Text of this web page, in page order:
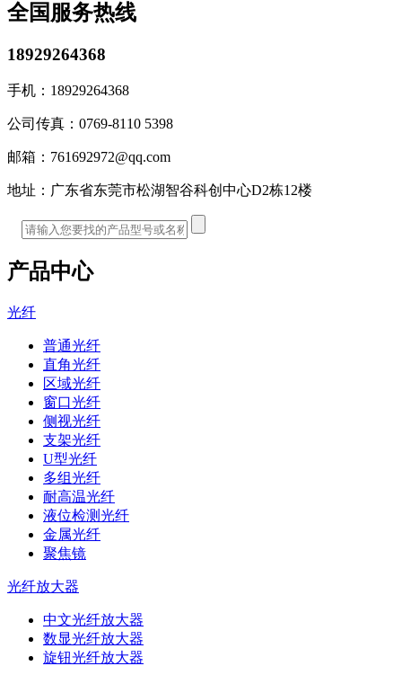
全国服务热线
18929264368
手机： 18929264368
公司传真： 0769-8110 5398
邮箱： 761692972@qq.com
地址： 广东省东莞市松湖智谷科创中心D2栋12楼
产品中心
光纤
普通光纤
直角光纤
区域光纤
窗口光纤
侧视光纤
支架光纤
U型光纤
多组光纤
耐高温光纤
液位检测光纤
金属光纤
聚焦镜
光纤放大器
中文光纤放大器
数显光纤放大器
旋钮光纤放大器